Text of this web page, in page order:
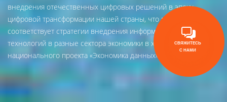
СВЯЖИТЕСЬ
С НАМИ
внедрения отечественных цифровых решений в эпоху
цифровой трансформации нашей страны, что полностью
соответствует стратегии внедрения информационных
технологий в разные сектора экономики в ходе реализации
национального проекта «Экономика данных».